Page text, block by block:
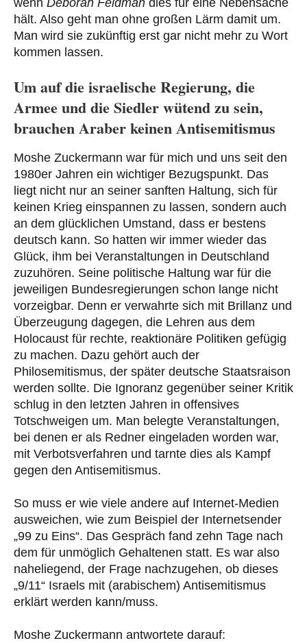
hält. Also geht man ohne großen Lärm damit um.
Man wird sie zukünftig erst gar nicht mehr zu Wort
kommen lassen.
Um auf die israelische Regierung, die
Armee und die Siedler wütend zu sein,
brauchen Araber keinen Antisemitismus
Moshe Zuckermann war für mich und uns seit den
1980er Jahren ein wichtiger Bezugspunkt. Das
liegt nicht nur an seiner sanften Haltung, sich für
keinen Krieg einspannen zu lassen, sondern auch
an dem glücklichen Umstand, dass er bestens
deutsch kann. So hatten wir immer wieder das
Glück, ihm bei Veranstaltungen in Deutschland
zuzuhören. Seine politische Haltung war für die
jeweiligen Bundesregierungen schon lange nicht
vorzeigbar. Denn er verwahrte sich mit Brillanz und
Überzeugung dagegen, die Lehren aus dem
Holocaust für rechte, reaktionäre Politiken gefügig
zu machen. Dazu gehört auch der
Philosemitismus, der später deutsche Staatsraison
werden sollte. Die Ignoranz gegenüber seiner Kritik
schlug in den letzten Jahren in offensives
Totschweigen um. Man belegte Veranstaltungen,
bei denen er als Redner eingeladen worden war,
mit Verbotsverfahren und tarnte dies als Kampf
gegen den Antisemitismus.
So muss er wie viele andere auf Internet-Medien
ausweichen, wie zum Beispiel der Internetsender
„99 zu Eins“. Das Gespräch fand zehn Tage nach
dem für unmöglich Gehaltenen statt. Es war also
naheliegend, der Frage nachzugehen, ob dieses
„9/11“ Israels mit (arabischem) Antisemitismus
erklärt werden kann/muss.
Moshe Zuckermann antwortete darauf: